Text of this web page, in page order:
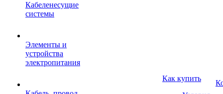
Кабеленесущие
системы
Элементы и
устройства
электропитания
Как купить